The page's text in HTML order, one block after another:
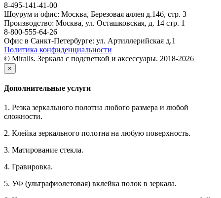
8-495-141-41-00
Шоурум и офис: Москва, Березовая аллея д.14б, стр. 3
Производство: Москва, ул. Осташковская, д. 14 стр. 1
8-800-555-64-26
Офис в Санкт-Петербурге: ул. Артиллерийская д.1
Политика конфиденциальности
© Miralls. Зеркала с подсветкой и аксессуары. 2018-2026
×
Дополнительные услуги
1. Резка зеркального полотна любого размера и любой
сложности.
2. Клейка зеркального полотна на любую поверхность.
3. Матирование стекла.
4. Гравировка.
5. УФ (ультрафиолетовая) вклейка полок в зеркала.